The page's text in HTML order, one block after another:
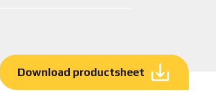
Download productsheet